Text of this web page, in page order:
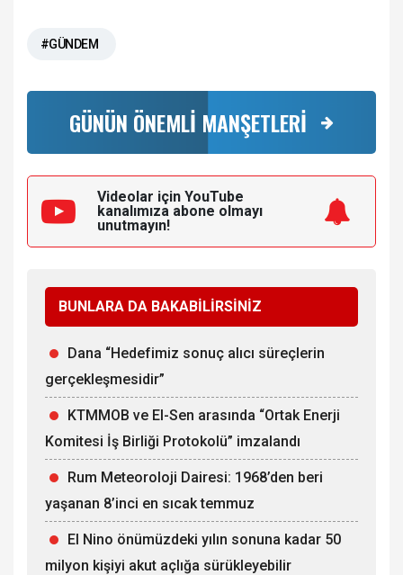
#GÜNDEM
GÜNÜN ÖNEMLİ MANŞETLERİ
Videolar için YouTube
kanalımıza abone olmayı
unutmayın!
BUNLARA DA BAKABİLİRSİNİZ
Dana “Hedefimiz sonuç alıcı süreçlerin
gerçekleşmesidir”
KTMMOB ve El-Sen arasında “Ortak Enerji
Komitesi İş Birliği Protokolü” imzalandı
Rum Meteoroloji Dairesi: 1968’den beri
yaşanan 8’inci en sıcak temmuz
El Nino önümüzdeki yılın sonuna kadar 50
milyon kişiyi akut açlığa sürükleyebilir